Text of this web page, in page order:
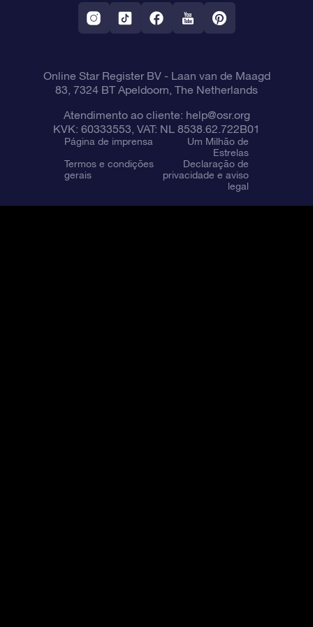
Aplicativo RV Fly me to the stars
Constelações
Online Star Register BV- Laan van de Maagd
83, 7324 BT Apeldoorn, The Netherlands
Atendimento ao cliente: help@osr.org
KVK: 60333553, VAT: NL 8538.62.722B01
Página de imprensa
Um Milhão de
Estrelas
Termos e condições
gerais
Declaração de
privacidade e aviso
legal